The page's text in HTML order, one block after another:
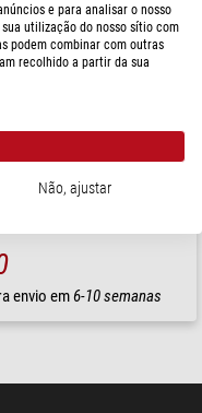
envio em 6-10 semanas
Vasco da Gama Apricot 40cm
envio em6-10 semanas
e para analisar o nosso
utilização do nosso sítio com
podem combinar com outras
recolhido a partir da sua
Não, ajustar